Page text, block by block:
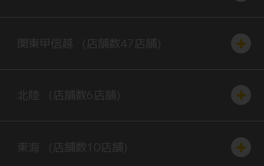
関東甲信越 (店舗数47店舗)
北陸 (店舗数6店舗)
東海 (店舗数 10店舗)